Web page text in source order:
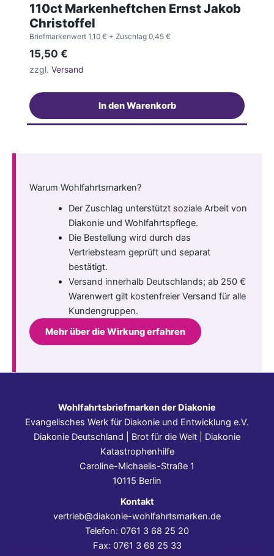
110ct Markenheftchen Ernst Jakob
Christoffel
Briefmarkenwert 1,10 € + Zuschlag 0,45 €
15,50 €
zzgl. Versand
In den Warenkorb
Warum Wohlfahrtsmarken?
Der Zuschlag unterstützt soziale Arbeit von
Diakonie und Wohlfahrtspflege.
Die Bestellung wird durch das
Vertriebsteam geprüft und separat
bestätigt.
Versand innerhalb Deutschlands; ab 250 €
Warenwert gilt kostenfreier Versand für alle
Kundengruppen.
Mehr über die Wirkung erfahren
Wohlfahrtsbriefmarken der Diakonie
Evangelisches Werk für Diakonie und Entwicklung e.V.
Diakonie Deutschland | Brot für die Welt | Diakonie
Katastrophenhilfe
Caroline-Michaelis-Straße 1
10115 Berlin
Kontakt
vertrieb@diakonie-wohlfahrtsmarken.de
Telefon: 0761 3 68 25 20
Fax: 0761 3 68 25 33